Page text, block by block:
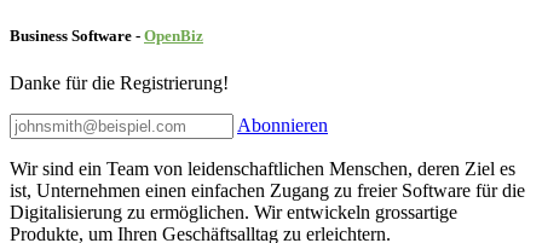
Business Software - OpenBiz
Danke für die Registrierung!
Abonnieren
Wir sind ein Team von leidenschaftlichen Menschen, deren Ziel es
ist, Unternehmen einen einfachen Zugang zu freier Software für die
Digitalisierung zu ermöglichen. Wir entwickeln grossartige
Produkte, um Ihren Geschäftsalltag zu erleichtern.